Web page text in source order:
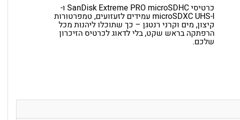
כרטיסי SanDisk Extreme PRO microSDHC ו-
microSDXC UHS-I עמידים לזעזועים, טמפרטורות
קיצון, מים וקרני רנטגן – כך שתוכלו ליהנות מכל
הרפתקה בראש שקט, בלי לדאוג לכרטיס הזיכרון
שלכם.